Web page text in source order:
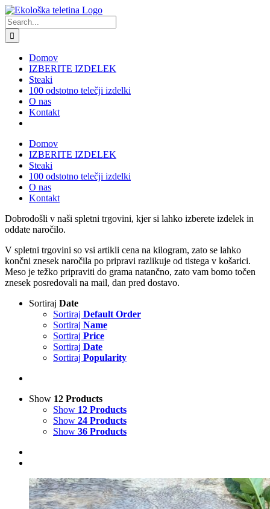
Skip
to
content
Search
for:
Domov
IZBERITE IZDELEK
Steaki
100 odstotno telečji izdelki
O nas
Kontakt
Domov
IZBERITE IZDELEK
Steaki
100 odstotno telečji izdelki
O nas
Kontakt
Dobrodošli v naši spletni trgovini, kjer si lahko izberete izdelek in
oddate naročilo.
V spletni trgovini so vsi artikli cena na kilogram, zato se lahko
končni znesek naročila po pripravi razlikuje od tistega v košarici.
Meso je težko pripraviti do grama natančno, zato vam bomo točen
znesek posredovali na mail, dan pred dostavo.
Sortiraj Date
Sortiraj Default Order
Sortiraj Name
Sortiraj Price
Sortiraj Date
Sortiraj Popularity
Show 12 Products
Show 12 Products
Show 24 Products
Show 36 Products